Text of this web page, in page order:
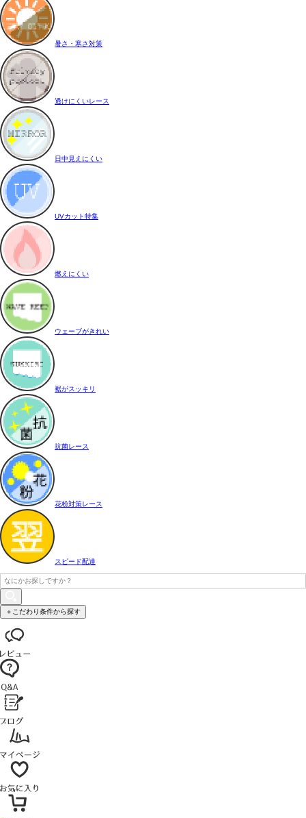
暑さ・寒さ対策
透けにくいレース
日中見えにくい
UVカット特集
燃えにくい
ウェーブがきれい
裾がスッキリ
抗菌レース
花粉対策レース
スピード配達
＋こだわり条件から探す